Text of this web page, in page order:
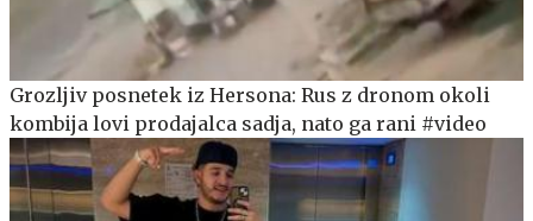
Grozljiv posnetek iz Hersona: Rus z dronom okoli
kombija lovi prodajalca sadja, nato ga rani #video